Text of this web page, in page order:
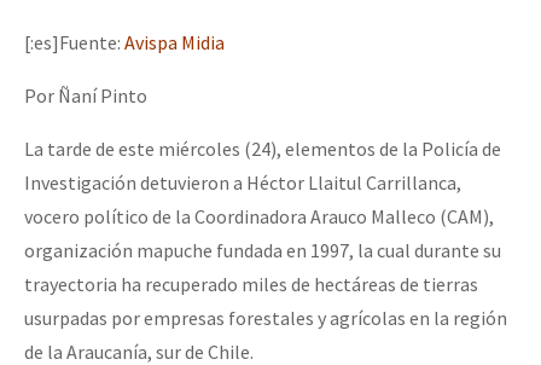
[:es]Fuente: Avispa Midia
Por Ñaní Pinto
La tarde de este miércoles (24), elementos de la Policía de
Investigación detuvieron a Héctor Llaitul Carrillanca,
vocero político de la Coordinadora Arauco Malleco (CAM),
organización mapuche fundada en 1997, la cual durante su
trayectoria ha recuperado miles de hectáreas de tierras
usurpadas por empresas forestales y agrícolas en la región
de la Araucanía, sur de Chile.